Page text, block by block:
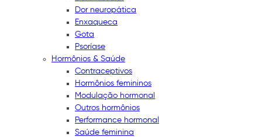
Dor neuropática
Enxaqueca
Gota
Psoríase
Hormônios & Saúde
Contraceptivos
Hormônios femininos
Modulação hormonal
Outros hormônios
Performance hormonal
Saúde feminina